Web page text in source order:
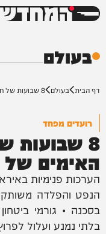
המחדש
בעולם
דף הבית בעולם 8 שבועות של חנק: תרחיש האימים של הצמרת האיראנית
רועדים מפחד
8
האימים
הערכות פנימיות
הנפט והפלדה
בסכנה • גורמי
בלתי נמנע ועלול